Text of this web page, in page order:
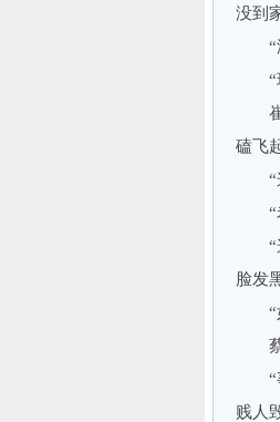
没到
“没
“现
崔
磕飞
“这
“老
“这
脸发
“如
蔡
“事
贱人